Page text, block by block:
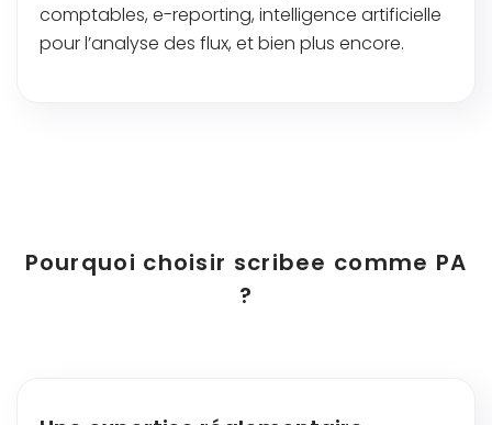
comptables, e-reporting, intelligence artificielle
pour l’analyse des flux, et bien plus encore.
Pourquoi choisir scribee comme PA
?